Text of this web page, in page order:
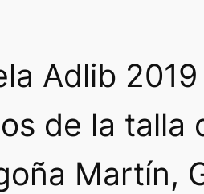
Adlib
de la talla
Martín,